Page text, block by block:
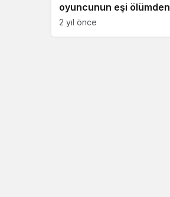
oyuncunun eşi ölümden
döndü!
2 yıl önce